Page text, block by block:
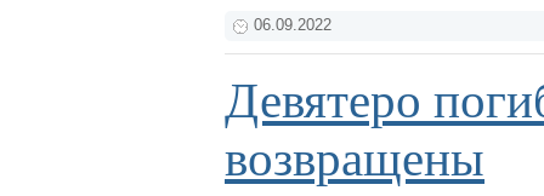
06.09.2022
Девятеро
возвращены